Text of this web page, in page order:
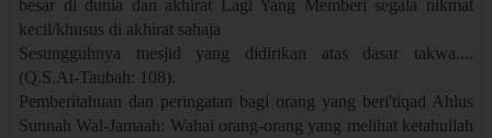
besar di dunia dan akhirat Lagi Yang Memberi segala nikmat
kecil/khusus di akhirat sahaja
Sesungguhnya mesjid yang didirikan atas dasar takwa....
(Q.S.At-Taubah: 108).
Pemberitahuan dan peringatan bagi orang yang beri'tiqad Ahlus
Sunnah Wal-Jamaah: Wahai orang-orang yang melihat ketahuilah